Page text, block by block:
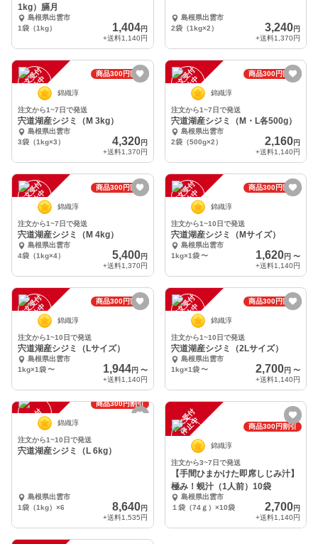
1kg）膈月
島根県出雲市
1袋（1kg）
1,404円
+送料1,140円
島根県出雲市
2袋（1kg×2）
3,240円
+送料1,370円
注
文
受
付
停
止
中
商品300円割引
錦織淳
注文から1~7日で発送
宍道湖産シジミ（M 3kg）
島根県出雲市
3袋（1kg×3）
4,320円
+送料1,370円
注
文
受
付
停
止
中
商品300円割引
錦織淳
注文から1~7日で発送
宍道湖産シジミ（M・L各500g）
島根県出雲市
2袋（500g×2）
2,160円
+送料1,140円
注
文
受
付
停
止
中
商品300円割引
錦織淳
注文から1~7日で発送
宍道湖産シジミ（M 4kg）
島根県出雲市
4袋（1kg×4）
5,400円
+送料1,370円
注
文
受
付
停
止
中
商品300円割引
錦織淳
注文から1~10日で発送
宍道湖産シジミ（Mサイズ）
島根県出雲市
1kg×1袋 〜 1,620円 〜
+送料1,140円
注
文
受
付
停
止
中
商品300円割引
錦織淳
注文から1~10日で発送
宍道湖産シジミ（Lサイズ）
島根県出雲市
1kg×1袋〜 1,944円 〜
+送料1,140円
注
文
受
付
停
止
中
商品300円割引
錦織淳
注文から1~10日で発送
宍道湖産シジミ（2Lサイズ）
島根県出雲市
1kg×1袋 〜 2,700円 〜
+送料1,140円
注
文
受
付
停
止
中
商品300円割引
錦織淳
注文から1~10日で発送
宍道湖産シジミ（L 6kg）
島根県出雲市
1袋（1kg）×6
8,640円
+送料1,535円
注
文
受
付
停
止
中 商品300円割引
錦織淳
注文から3~7日で発送
【手間ひまかけた即席しじみ汁】
極み！蜆汁（1人前）10袋
島根県出雲市
１袋（74ｇ）×10袋
2,700円
+送料1,140円